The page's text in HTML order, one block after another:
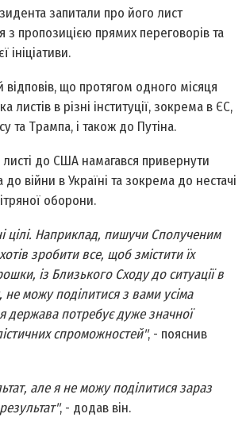
запитали про його лист
з пропозицією прямих переговорів та
ініціативи.
що протягом одного місяця
листів в різні інституції, зокрема в ЄС,
та Трампа, і також до Путіна.
до США намагався привернути
війни в Україні та зокрема до нестачі
оборони.
цілі. Наприклад, пишучи Сполученим
зробити все, щоб змістити їх
із Близького Сходу до ситуації в
не можу поділитися з вами усіма
держава потребує дуже значної
спроможностей", - пояснив
але я не можу поділитися зараз
, - додав він.